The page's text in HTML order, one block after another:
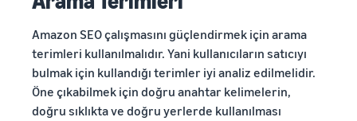
Amazon SEO çalışmasını güçlendirmek için arama
terimleri kullanılmalıdır. Yani kullanıcıların satıcıyı
bulmak için kullandığı terimler iyi analiz edilmelidir.
Öne çıkabilmek için doğru anahtar kelimelerin,
doğru sıklıkta ve doğru yerlerde kullanılması